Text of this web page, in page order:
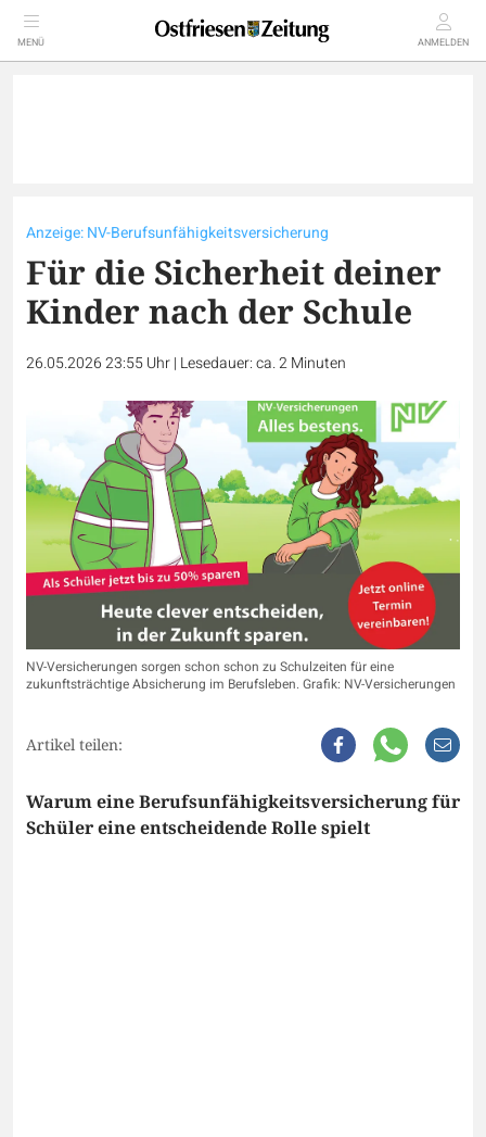
MENÜ ANMELDEN
Anzeige: NV-Berufsunfähigkeitsversicherung
Für die Sicherheit deiner
Kinder nach der Schule
26.05.2026 23:55 Uhr| Lesedauer: ca. 2 Minuten
NV-Versicherungen sorgen schon schon zu Schulzeiten für eine
zukunftsträchtige Absicherung im Berufsleben. Grafik: NV-Versicherungen
Artikel teilen:
Warum eine Berufsunfähigkeitsversicherung für
Schüler eine entscheidende Rolle spielt